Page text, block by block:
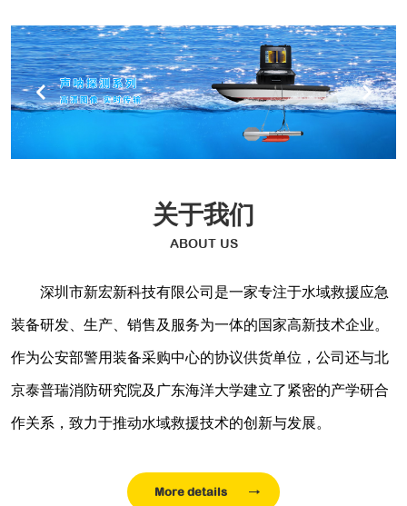
关于我们
ABOUT US
深圳市新宏新科技有限公司是一家专注于水域救援应急
装备研发、生产、销售及服务为一体的国家高新技术企业。
作为公安部警用装备采购中心的协议供货单位，公司还与北
京泰普瑞消防研究院及广东海洋大学建立了紧密的产学研合
作关系，致力于推动水域救援技术的创新与发展。
术经验，拥有50余项发明专利和计算机软件著作权，产品通
More details